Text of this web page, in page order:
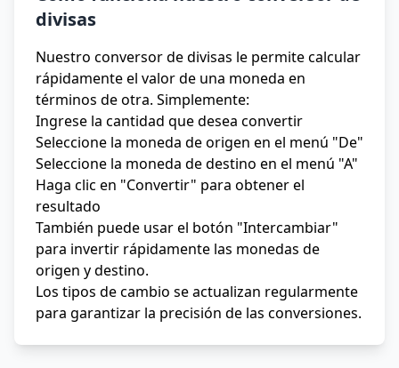
divisas
Nuestro conversor de divisas le permite calcular
rápidamente el valor de una moneda en
términos de otra. Simplemente:
Ingrese la cantidad que desea convertir
Seleccione la moneda de origen en el menú "De"
Seleccione la moneda de destino en el menú "A"
Haga clic en "Convertir" para obtener el
resultado
También puede usar el botón "Intercambiar"
para invertir rápidamente las monedas de
origen y destino.
Los tipos de cambio se actualizan regularmente
para garantizar la precisión de las conversiones.